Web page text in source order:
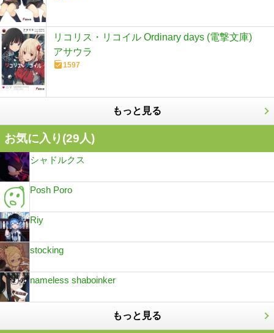
リコリス・リコイル Ordinary days (電撃文庫)
アサウラ
1597
もっと見る
お気に入り(29人)
シャドルクス
Posh Poro
Riy
stocking
nameless shaboinker
もっと見る